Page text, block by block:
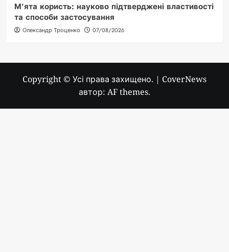
М’ята користь: науково підтверджені властивості
та способи застосування
Олександр Троценко 07/08/2026
Copyright © Усі права захищено. | CoverNews
автор: AF themes.